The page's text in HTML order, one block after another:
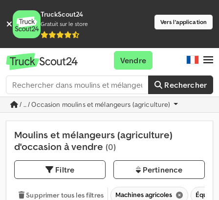
TruckScout24
Gratuit sur le store Vers l'application
Rechercher
Vendre
/ ... / Occasion moulins et mélangeurs (agriculture)
Moulins et mélangeurs (agriculture)
d'occasion à vendre (0)
Filtre Pertinence
Supprimer tous les filtres Machines agricoles